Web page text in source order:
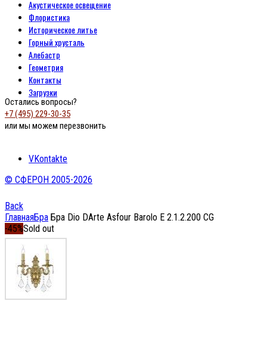
Акустическое освещение
Флористика
Историческое литье
Горный хрусталь
Алебастр
Геометрия
Контакты
Загрузки
Остались вопросы?
+7 (495) 229-30-35
или мы можем перезвонить
VKontakte
© СФЕРОН 2005-2026
Back
ГлавнаяБра Бра Dio DArte Asfour Barolo E 2.1.2.200 CG
-45%Sold out